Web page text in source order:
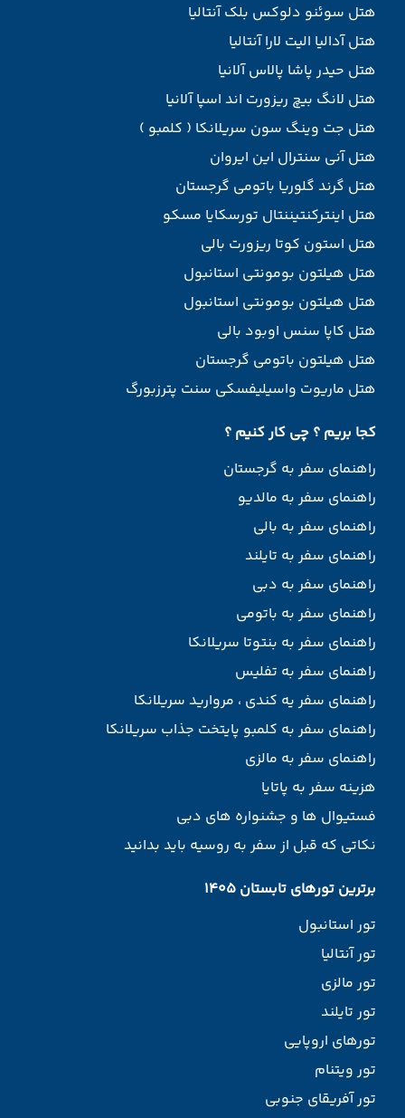
هتل سوئنو دلوکس بلک آنتالیا
هتل آدالیا الیت لارا آنتالیا
هتل حیدر پاشا پالاس آلانیا
هتل لانگ بیچ ریزورت اند اسپا آلانیا
هتل جت وینگ سون سریلانکا ( کلمبو )
هتل آنی سنترال این ایروان
هتل گرند گلوریا باتومی گرجستان
هتل اینترکنتیننتال تورسکایا مسکو
هتل استون کوتا ریزورت بالی
هتل هیلتون بومونتی استانبول
هتل هیلتون بومونتی استانبول
هتل کاپا سنس اوبود بالی
هتل هیلتون باتومی گرجستان
هتل ماریوت واسیلیفسکی سنت پترزبورگ
کجا بریم ؟ چی کار کنیم ؟
راهنمای سفر به گرجستان
راهنمای سفر به مالدیو
راهنمای سفر به بالی
راهنمای سفر به تایلند
راهنمای سفر به دبی
راهنمای سفر به باتومی
راهنمای سفر به بنتوتا سریلانکا
راهنمای سفر به تفلیس
راهنمای سفر یه کندی ، مروارید سریلانکا
راهنمای سفر به کلمبو پایتخت جذاب سریلانکا
راهنمای سفر به مالزی
هزینه سفر به پاتایا
فستیوال ها و جشنواره های دبی
نکاتی که قبل از سفر به روسیه باید بدانید
برترین تورهای تابستان 1405
تور استانبول
تور آنتالیا
تور مالزی
تور تایلند
تورهای اروپایی
تور ویتنام
تور آفریقای جنوبی